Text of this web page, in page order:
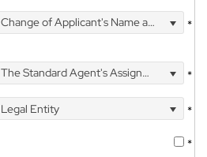
Change of Applicant's Name and Address *
The Standard Agent's Assignment
*
Legal Entity
*
*